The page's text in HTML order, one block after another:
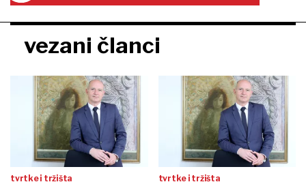
vezani članci
tvrtke i tržišta tvrtke i tržišta